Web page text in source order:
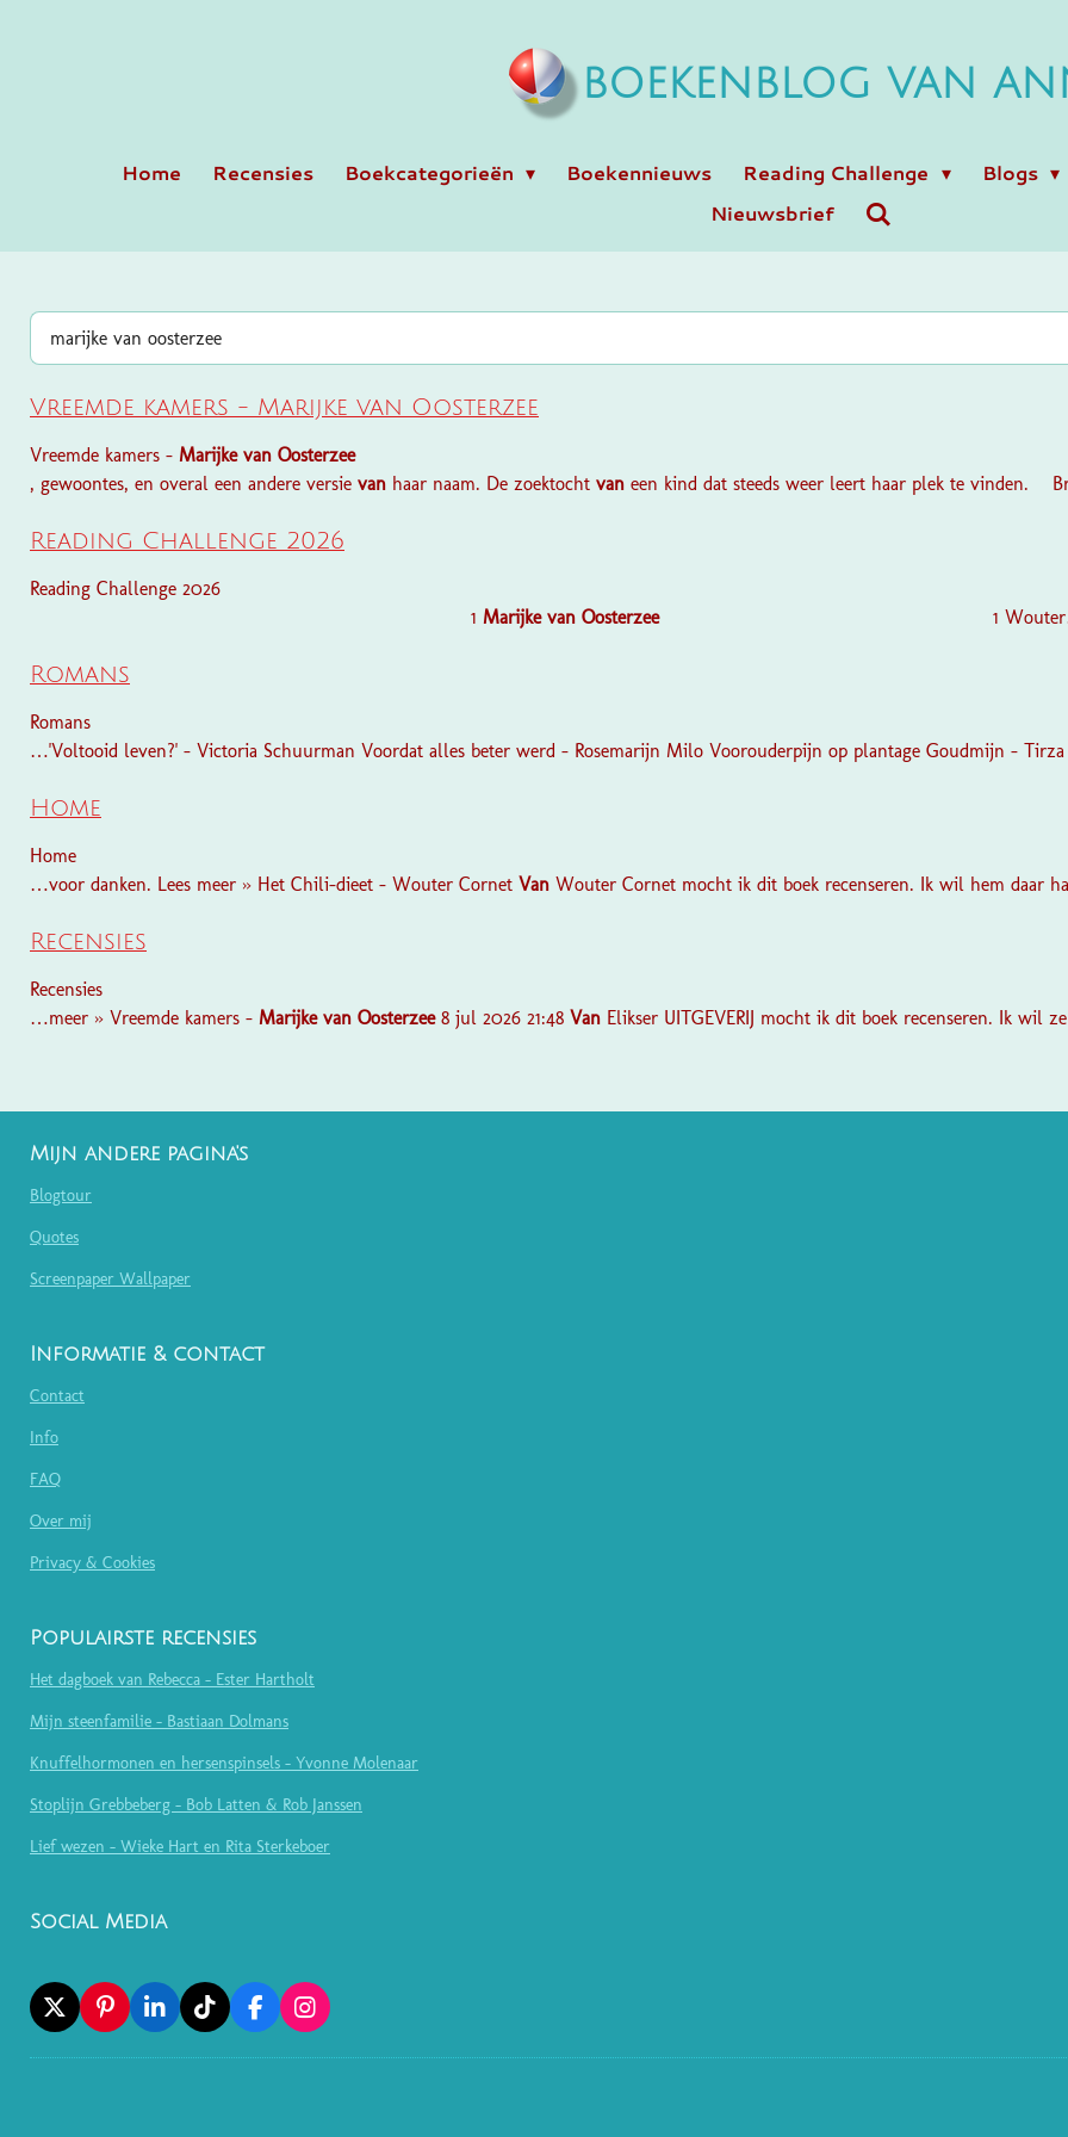
BOEKENBLOG VAN
Home Recensies Boekcategorieën Boekennieuws Reading Challenge
Blogs
Nieuwsbrief
Vreemde kamers - Marijke van Oosterzee
Vreemde kamers - Marijke van Oosterzee
, gewoontes, en overal een andere versie van haar naam. De zoektocht van een kind dat steeds weer leert haar plek te vinden.
Reading Challenge 2026
Reading Challenge 2026
1 Marijke van Oosterzee1
Romans
Romans
…'Voltooid leven?' - Victoria Schuurman Voordat alles beter werd - Rosemarijn Milo Voorouderpijn op plantage Goudmijn -
Home
Home
…voor danken. Lees meer » Het Chili-dieet - Wouter Cornet Van Wouter Cornet mocht ik dit boek recenseren. Ik wil hem daar
Recensies
Recensies
…meer » Vreemde kamers - Marijke van Oosterzee8 jul 2026 21:48 Van Elikser UITGEVERIJ mocht ik dit boek recenseren. Ik wil
Mijn andere pagina's
Blogtour
Quotes
Screenpaper Wallpaper
Informatie & contact
Contact
Info
FAQ
Over mij
Privacy & Cookies
Populairste recensies
Het dagboek van Rebecca - Ester Hartholt
Mijn steenfamilie - Bastiaan Dolmans
Knuffelhormonen en hersenspinsels - Yvonne Molenaar
Stoplijn Grebbeberg - Bob Latten & Rob Janssen
Lief wezen - Wieke Hart en Rita Sterkeboer
Social Media
X
P
I
N
L
I
N
T
I
K
F
A
C
I
N
S